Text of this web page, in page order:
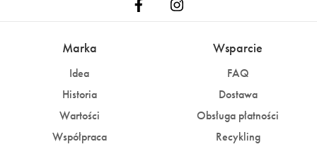
Marka
Idea
Historia
Wartości
Współpraca
Wsparcie
FAQ
Dostawa
Obsługa płatności
Recykling